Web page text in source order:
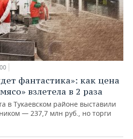
фантастика»: как цена
взлетела в 2 раза
в Тукаевском районе выставили
— 237,7 млн руб., но торги